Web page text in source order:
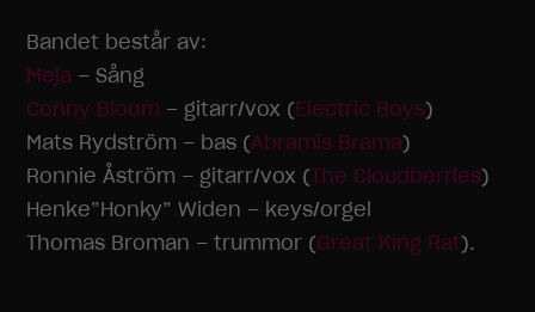
Bandet består av:
Meja – Sång
Conny Bloom – gitarr/vox (Electric Boys)
Mats Rydström – bas (Abramis Brama)
Ronnie Åström – gitarr/vox (The Cloudberries)
Henke”Honky” Widen – keys/orgel
Thomas Broman – trummor (Great King Rat).